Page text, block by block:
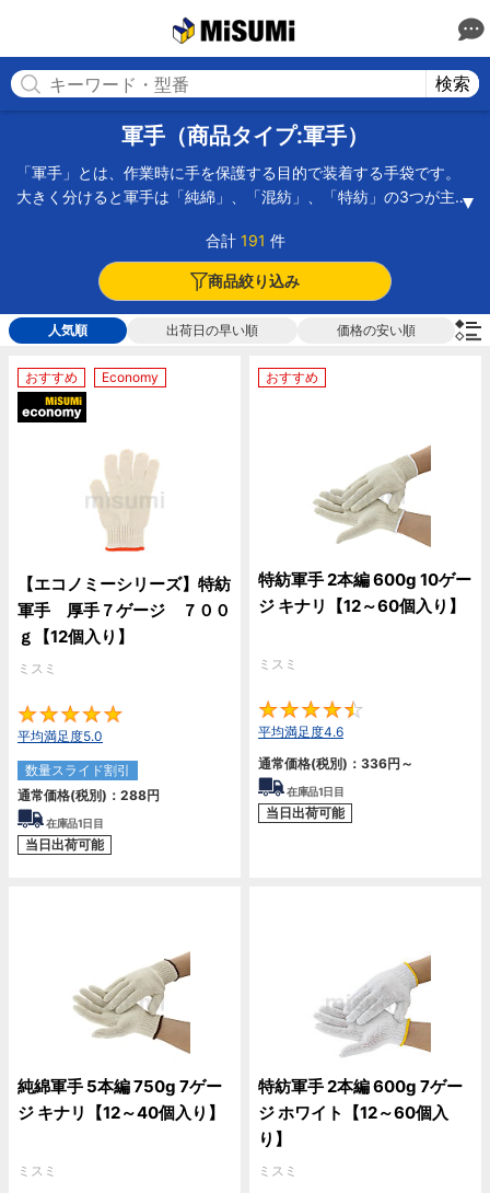
検索
軍手（商品タイプ:軍手）
「軍手」とは、作業時に手を保護する目的で装着する手袋です。
大きく分けると軍手は「純綿」、「混紡」、「特紡」の3つが主流
熱に触れても溶解せずに焦げるだけで火傷を軽減することができ
ます。「混紡」や「特紡」は綿にポリエステルなどの化学繊維を
織り交ぜているので、純綿に比べ高温には弱いですが、化学薬品
に強くなります。軍手は糸の太さ、本数、そして編み込む針の密
度の組み合わせで厚みが異なります。このほか、軍手には滑り止
めの付いた軍手が数種類あり、滑り止め軍手は運送業者を中心に
使用されています。「薄手軍手」「軍手 綿」「ボツ付き軍手」
などの商品も取り扱っています。
合計 191 件
商品絞り込み
人気順 出荷日の早い順 価格の安い順
おすすめ Economy
【エコノミーシリーズ】特紡
軍手 厚手７ゲージ ７００
ｇ【12個入り】
ミスミ
平均満足度5.0
数量スライド割引
通常価格(税別)： 288円
在庫品1日目
当日出荷可能
おすすめ
特紡軍手 2本編 600g 10ゲー
ジ キナリ【12～60個入り】
ミスミ
平均満足度4.6
通常価格(税別)： 336円 ～
在庫品1日目
当日出荷可能
純綿軍手 5本編 750g 7ゲー
ジ キナリ【12～40個入り】
ミスミ
特紡軍手 2本編 600g 7ゲー
ジ ホワイト【12～60個入
り】
ミスミ